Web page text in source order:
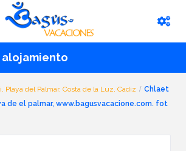
alojamiento
Playa del Palmar, Costa de la Luz, Cadiz
Chlaet
de el palmar, www.bagusvacacione.com. fot